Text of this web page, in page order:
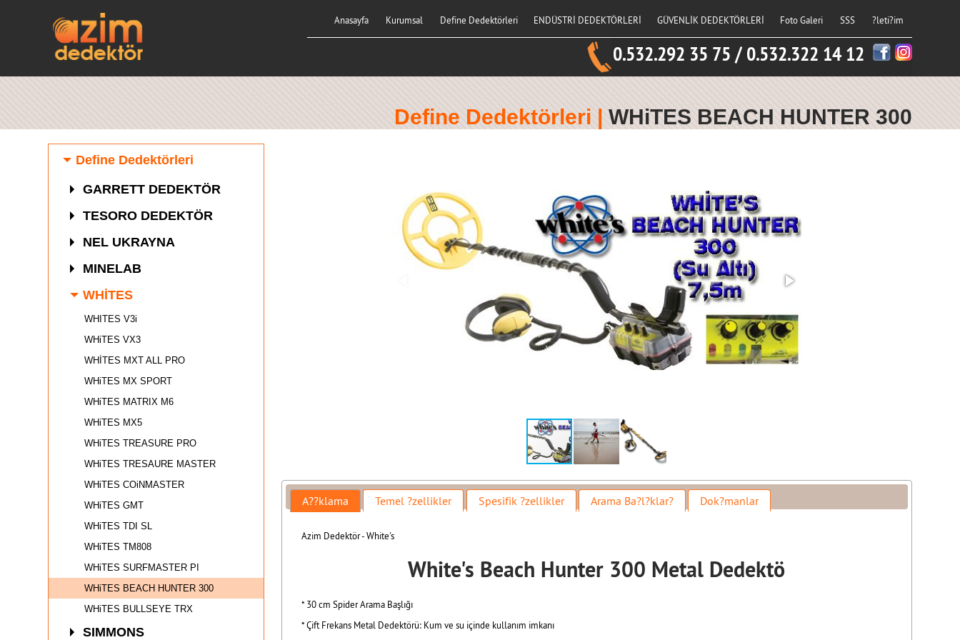
Anasayfa Kurumsal Define Dedektörleri ENDÜSTRİ DEDEKTÖRLERİ GÜVENLİK DEDEKTÖRLERİ Foto Galeri SSS ?leti?im
0.532.292 35 75 / 0.532.322 14 12
Define Dedektörleri |WHiTES BEACH HUNTER 300
Define Dedektörleri
GARRETT DEDEKTÖR
TESORO DEDEKTÖR
NEL UKRAYNA
MINELAB
WHİTES
WHITES V3i
WHiTES VX3
WHİTES MXT ALL PRO
WHiTES MX SPORT
WHiTES MATRIX M6
WHiTES MX5
WHiTES TREASURE PRO
WHiTES TRESAURE MASTER
WHiTES COiNMASTER
WHiTES GMT
WHiTES TDI SL
WHiTES TM808
WHiTES SURFMASTER PI
WHiTES BEACH HUNTER 300
WHiTES BULLSEYE TRX
SIMMONS
A??klama Temel ?zellikler Spesifik ?zellikler Arama Ba?l?klar? Dok?manlar
Azim Dedektör - White's
White's Beach Hunter 300 Metal Dedektö
* 30 cm Spider Arama Başlığı
* Çift Frekans Metal Dedektörü: Kum ve su içinde kullanım imkanı